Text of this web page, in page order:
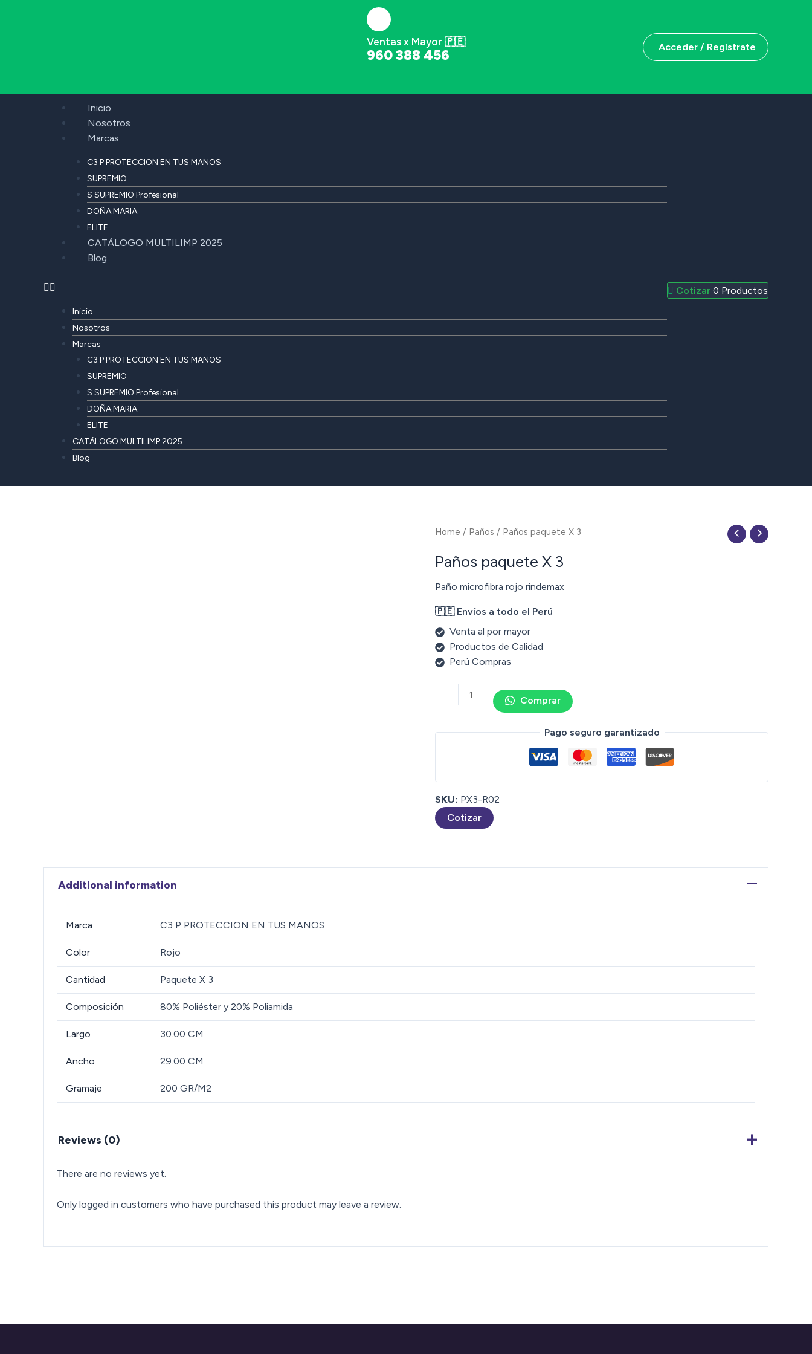
Ventas x Mayor 🇵🇪
960 388 456 Acceder / Regístrate
Inicio
Nosotros
Marcas
C3 P PROTECCION EN TUS MANOS
SUPREMIO
S SUPREMIO Profesional
DOÑA MARIA
ELITE
CATÁLOGO MULTILIMP 2025
Blog
Inicio
Nosotros
Marcas
C3 P PROTECCION EN TUS MANOS
SUPREMIO
S SUPREMIO Profesional
DOÑA MARIA
ELITE
CATÁLOGO MULTILIMP 2025
Blog
0 Productos
Home / Paños / Paños paquete X 3
Paños paquete X 3
Paño microfibra rojo rindemax
🇵🇪 Envíos a todo el Perú
Venta al por mayor
Productos de Calidad
Perú Compras
Comprar
Pago seguro garantizado
SKU: PX3-R02
Cotizar
Additional information
Marca C3 P PROTECCION EN TUS MANOS
Color Rojo
Cantidad Paquete X 3
Composición 80% Poliéster y 20% Poliamida
Largo 30.00 CM
Ancho 29.00 CM
Gramaje 200 GR/M2
Reviews (0)
There are no reviews yet.
Only logged in customers who have purchased this product may leave a review.